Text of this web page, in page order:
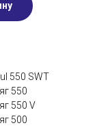
550 SWT
550
550 V
500